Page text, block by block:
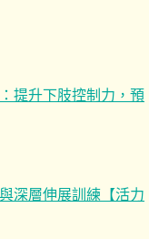
提升下肢控制力，預
深層伸展訓練【活力